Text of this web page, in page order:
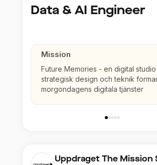
Data & AI Engineer
Mission
Future Memories - en digital
strategisk design och teknik
morgondagens digitala tjänster
Uppdraget The Mission